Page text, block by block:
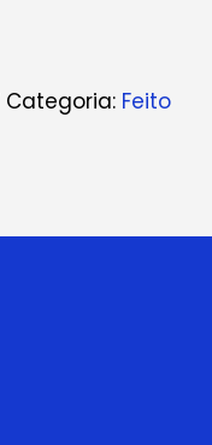
Categoria: Feito